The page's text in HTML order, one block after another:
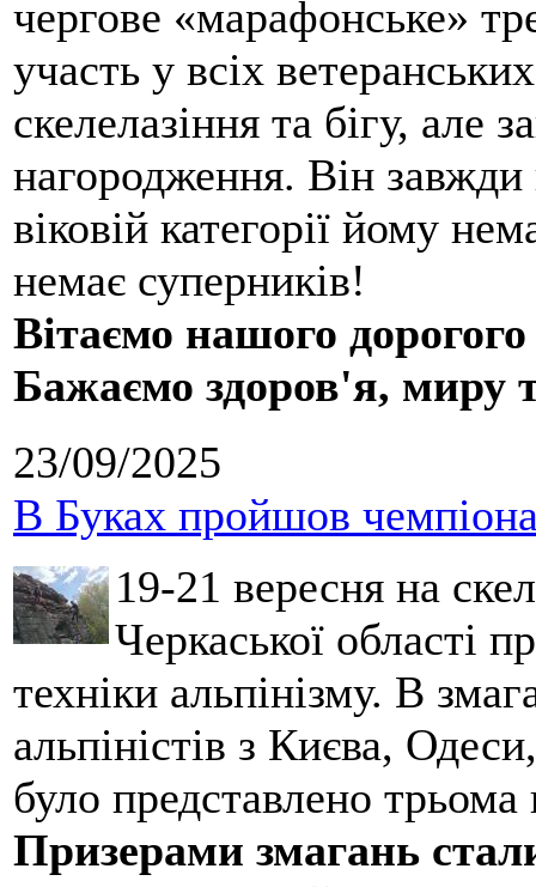
чергове «марафонське»
участь у всіх
скелелазіння та бігу, але
нагородження. Він
віковій категорії йому
немає суперників!
Вітаємо нашого
Бажаємо здоров'я, миру
23/09/2025
В Буках пройшов
19-21 вересня на
Черкаської області
техніки альпінізму. В
альпіністів з Києва,
було представлено
Призерами змагань